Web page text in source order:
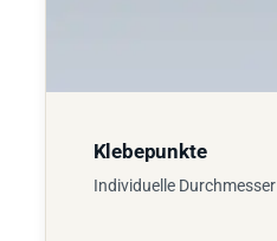
Klebepunkte
Individuelle Durchmesser